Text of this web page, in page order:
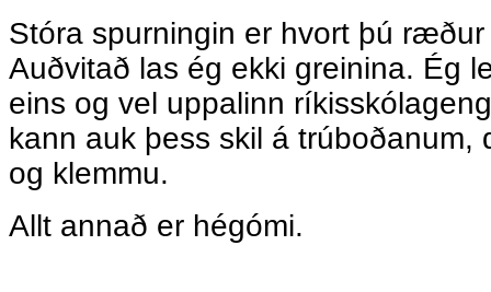
Stóra spurningin er hvort þú
Auðvitað las ég ekki greinina. Ég
eins og vel uppalinn
kann auk þess skil á trúboðanum,
og klemmu.
Allt annað er hégómi.